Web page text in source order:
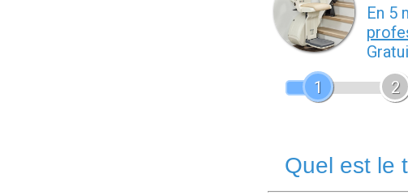
En 5
1
2
Quel est le